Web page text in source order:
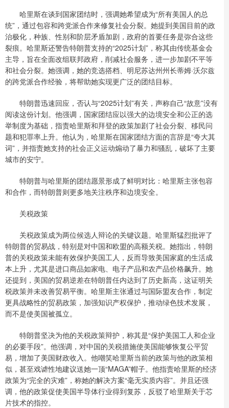
哈里斯在谈到国家团结时，强调她希望成为“所有美国人的总
统”，通过包容和跨党派合作来修复社会分裂。她提到美国目前的政
治极化，种族、性别和阶层矛盾加剧，政府的首要任务是弥合这些
裂痕。哈里斯还警告特朗普支持的“2025计划”，称其由传统基金会
主导，旨在全面改组联邦政府，削减社会服务，进一步加剧不平等
和社会分裂。她强调，她的竞选搭档、明尼苏达州州长蒂姆·沃尔兹
的跨党派合作经验，将帮助她实现更广泛的团结目标。
特朗普迅速回应，否认与“2025计划”有关，声称自己“故意”没有
阅读这份计划。他强调，国家团结应以强大的边境安全和公正的选
举制度为基础，指责哈里斯和拜登的政策加剧了社会分裂、移民问
题和犯罪率上升。他认为，哈里斯在国家团结方面的言辞是“夸大其
词”，并指责她支持的社会正义运动煽动了暴力和骚乱，破坏了主要
城市的安宁。
特朗普与哈里斯的团结愿景形成了鲜明对比：哈里斯主张包容
和合作，而特朗普则更多地关注秩序和边境安全。
关税政策
关税政策成为两位候选人辩论的关键议题。哈里斯猛烈批评了
特朗普的贸易战，特别是对中国和欧盟的高额关税。她指出，特朗
普的关税政策未能有效保护美国工人，反而导致美国家庭的生活成
本上升，尤其是进口商品如家电、电子产品和农产品价格飙升。她
还提到，美国的贸易逆差在特朗普任内达到了历史新高，这证明关
税政策并未改善贸易平衡。哈里斯主张通过与国际盟友合作，制定
更具战略性的贸易政策，加强知识产权保护，推动绿色技术发展，
而不是使美国被孤立。
特朗普坚决为他的关税政策辩护，称其是“保护美国工人和企业
的必要手段”。他强调，对中国的关税措施使美国能够恢复公平贸
易，增加了美国财政收入。他嘲笑哈里斯当前的政策与他的政策相
似，甚至戏谑性地建议送她一顶“MAGA”帽子。他指责哈里斯的经济
政策为“完全的灾难”，称她的解决方案“毫无实质内容”。并且还强
调，他的政策促使美国半导体行业得到复苏，反驳了哈里斯关于芯
片技术的指控。